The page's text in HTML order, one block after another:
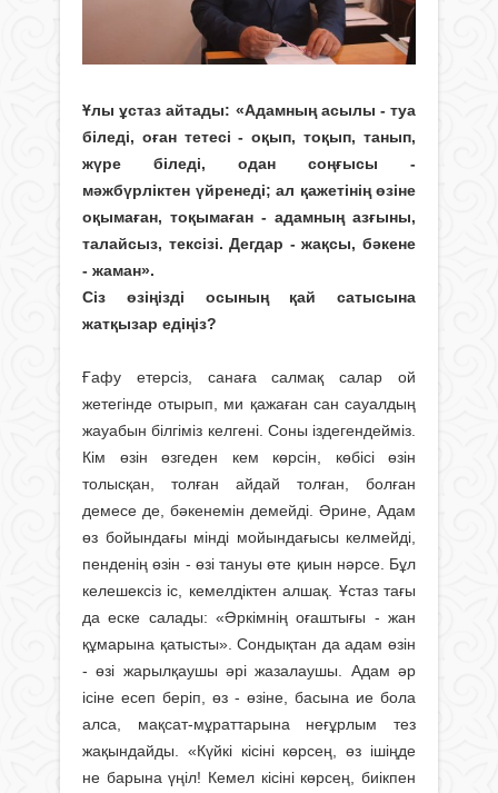
Ұлы ұстаз айтады: «Адамның асылы - туа
біледі, оған тетесі - оқып, тоқып, танып,
жүре біледі, одан соңғысы -
мәжбүрліктен үйренеді; ал қажетінің өзіне
оқымаған, тоқымаған - адамның азғыны,
талайсыз, тексізі. Дегдар - жақсы, бәкене
- жаман».
Сіз өзіңізді осының қай сатысына
жатқызар едіңіз?
Ғафу етерсіз, санаға салмақ салар ой
жетегінде отырып, ми қажаған сан сауалдың
жауабын білгіміз келгені. Соны іздегендейміз.
Кім өзін өзгеден кем көрсін, көбісі өзін
толысқан, толған айдай толған, болған
демесе де, бәкенемін демейді. Әрине, Адам
өз бойындағы мінді мойындағысы келмейді,
пенденің өзін - өзі тануы өте қиын нәрсе. Бұл
келешексіз іс, кемелдіктен алшақ. Ұстаз тағы
да еске салады: «Әркімнің оғаштығы - жан
құмарына қатысты». Сондықтан да адам өзін
- өзі жарылқаушы әрі жазалаушы. Адам әр
ісіне есеп беріп, өз - өзіне, басына ие бола
алса, мақсат-мұраттарына неғұрлым тез
жақындайды. «Күйкі кісіні көрсең, өз ішіңде
не барына үңіл! Кемел кісіні көрсең, биікпен